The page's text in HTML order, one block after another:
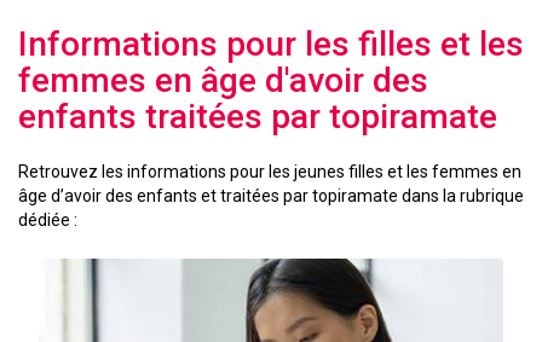
Informations pour les filles et les
femmes en âge d'avoir des
enfants traitées par topiramate
Retrouvez les informations pour les jeunes filles et les femmes en
âge d’avoir des enfants et traitées par topiramate dans la rubrique
dédiée :